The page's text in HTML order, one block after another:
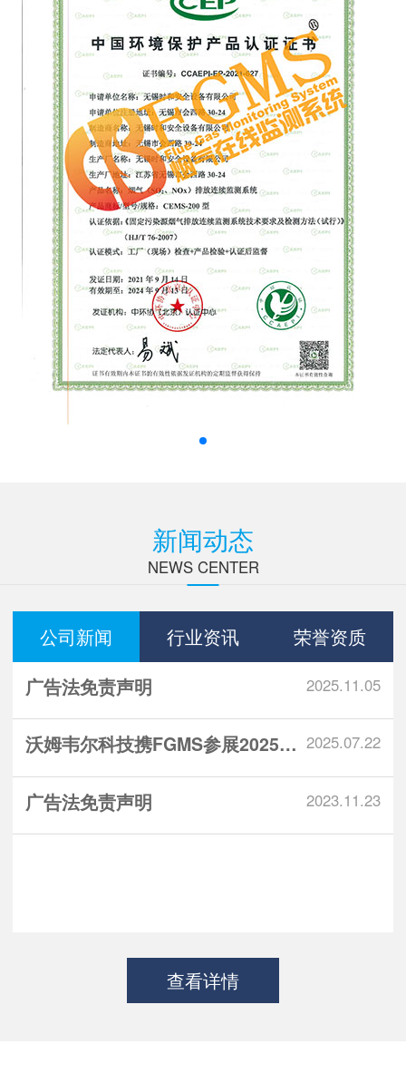
新闻动态
NEWS CENTER
公司新闻 行业资讯 荣誉资质
2025.11.05
广告法免责声明
2025.07.22
沃姆韦尔科技携FGMS参展2025锅...
2023.11.23
广告法免责声明
查看详情